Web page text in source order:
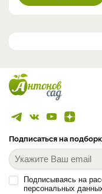
Подписаться на
Подписываясь на
персональных